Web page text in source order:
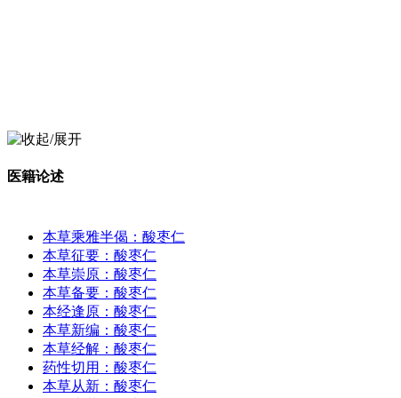
医籍论述
本草乘雅半偈：酸枣仁
本草征要：酸枣仁
本草崇原：酸枣仁
本草备要：酸枣仁
本经逢原：酸枣仁
本草新编：酸枣仁
本草经解：酸枣仁
药性切用：酸枣仁
本草从新：酸枣仁